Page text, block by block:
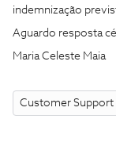
indemnização
Aguardo resposta
Maria Celeste Maia
Customer Support